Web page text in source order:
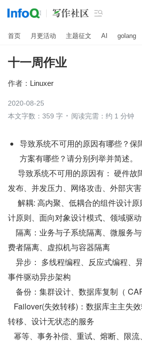

首页 月更活动 主题征文 AI golang
十一周作业
作者： Linuxer
2020-08-25
本文字数：359 字
阅读完需：约 1 分钟
导致系统不可用的原因有哪些？保
方案有哪些？请分别列举并简述。
发布、并发压力、网络攻击、外部灾害
计原则、面向对象设计模式、领域驱
费者隔离、虚拟机与容器隔离
事件驱动异步架构
备份：集群设计、数据库复制（
转移、设计无状态的服务
幂等、事务补偿、重试、熔断、限